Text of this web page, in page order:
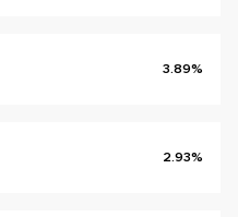
3.89%
2.93%